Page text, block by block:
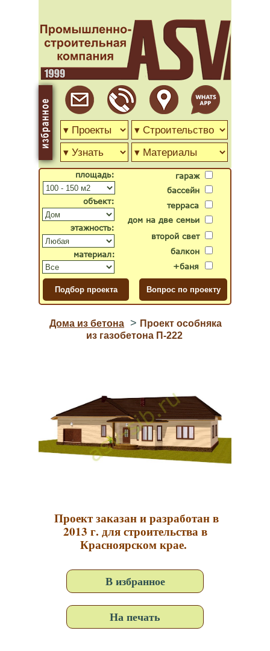
гараж
бассейн
второй свет
дом на две семьи
терраса
балкон
+баня
объект:
материал:
площадь:
этажность:
Дома из бетона > Проект особняка
из газобетона П-222
Проект заказан и разработан в
2013 г. для строительства в
Красноярском крае.
В избранное
На печать